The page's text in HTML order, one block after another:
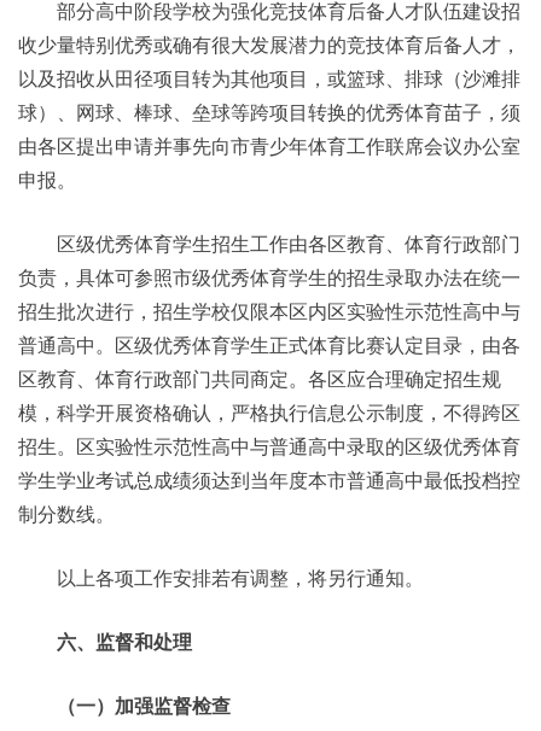
部分高中阶段学校为强化竞技体育后备人才队伍建设招
收少量特别优秀或确有很大发展潜力的竞技体育后备人才，
以及招收从田径项目转为其他项目，或篮球、排球（沙滩排
球）、网球、棒球、垒球等跨项目转换的优秀体育苗子，须
由各区提出申请并事先向市青少年体育工作联席会议办公室
申报。
区级优秀体育学生招生工作由各区教育、体育行政部门
负责，具体可参照市级优秀体育学生的招生录取办法在统一
招生批次进行，招生学校仅限本区内区实验性示范性高中与
普通高中。区级优秀体育学生正式体育比赛认定目录，由各
区教育、体育行政部门共同商定。各区应合理确定招生规
模，科学开展资格确认，严格执行信息公示制度，不得跨区
招生。区实验性示范性高中与普通高中录取的区级优秀体育
学生学业考试总成绩须达到当年度本市普通高中最低投档控
制分数线。
以上各项工作安排若有调整，将另行通知。
六、监督和处理
（一）加强监督检查